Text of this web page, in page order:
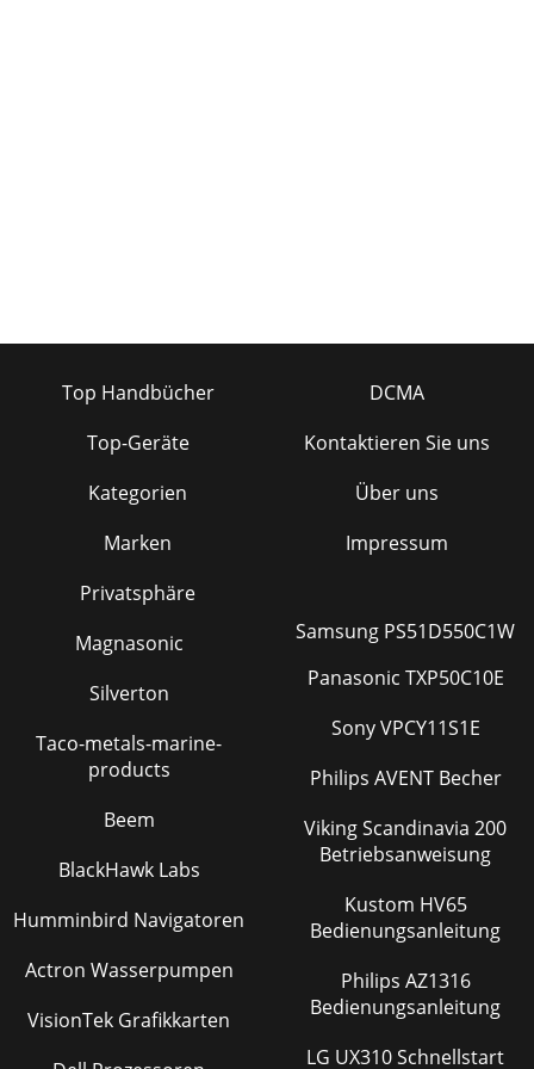
Top Handbücher
Top-Geräte
Kategorien
Marken
Privatsphäre
DCMA
Kontaktieren Sie uns
Über uns
Impressum
Magnasonic
Silverton
Taco-metals-marine-
products
Beem
BlackHawk Labs
Humminbird Navigatoren
Actron Wasserpumpen
VisionTek Grafikkarten
Samsung PS51D550C1W
Panasonic TXP50C10E
Sony VPCY11S1E
Philips AVENT Becher
Viking Scandinavia 200
Betriebsanweisung
Kustom HV65
Bedienungsanleitung
Philips AZ1316
Bedienungsanleitung
LG UX310 Schnellstart